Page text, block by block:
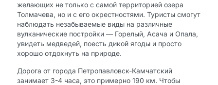
желающих не только с самой территорией озера
Толмачева, но и с его окрестностями. Туристы смогут
наблюдать незабываемые виды на различные
вулканические постройки — Горелый, Асача и Опала,
увидеть медведей, поесть дикой ягоды и просто
хорошо отдохнуть на природе.
Дорога от города Петропавловск-Камчатский
занимает 3-4 часа, это примерно 190 км. Чтобы